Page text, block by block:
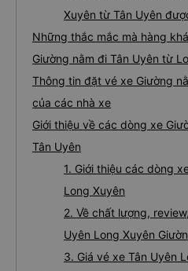
Xuyên từ Tân Uyên
Những thắc mắc mà hàng
Giường nằm đi Tân Uyên từ
Thông tin đặt vé xe Giường
của các nhà xe
Giới thiệu về các dòng xe
Tân Uyên
1. Giới thiệu các dòng
Long Xuyên
2. Về chất lượng,
Uyên Long Xuyên
3. Giá vé xe Tân Uyên